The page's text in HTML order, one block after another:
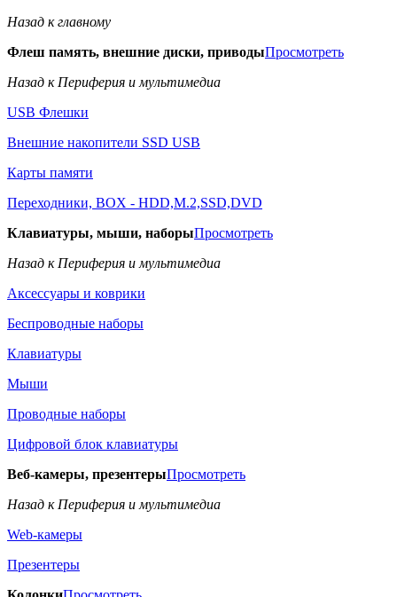
Назад к главному
Флеш память, внешние диски, приводыПросмотреть
Назад к Периферия и мультимедиа
USB Флешки
Внешние накопители SSD USB
Карты памяти
Переходники, BOX - HDD,M.2,SSD,DVD
Клавиатуры, мыши, наборыПросмотреть
Назад к Периферия и мультимедиа
Аксессуары и коврики
Беспроводные наборы
Клавиатуры
Мыши
Проводные наборы
Цифровой блок клавиатуры
Веб-камеры, презентерыПросмотреть
Назад к Периферия и мультимедиа
Web-камеры
Презентеры